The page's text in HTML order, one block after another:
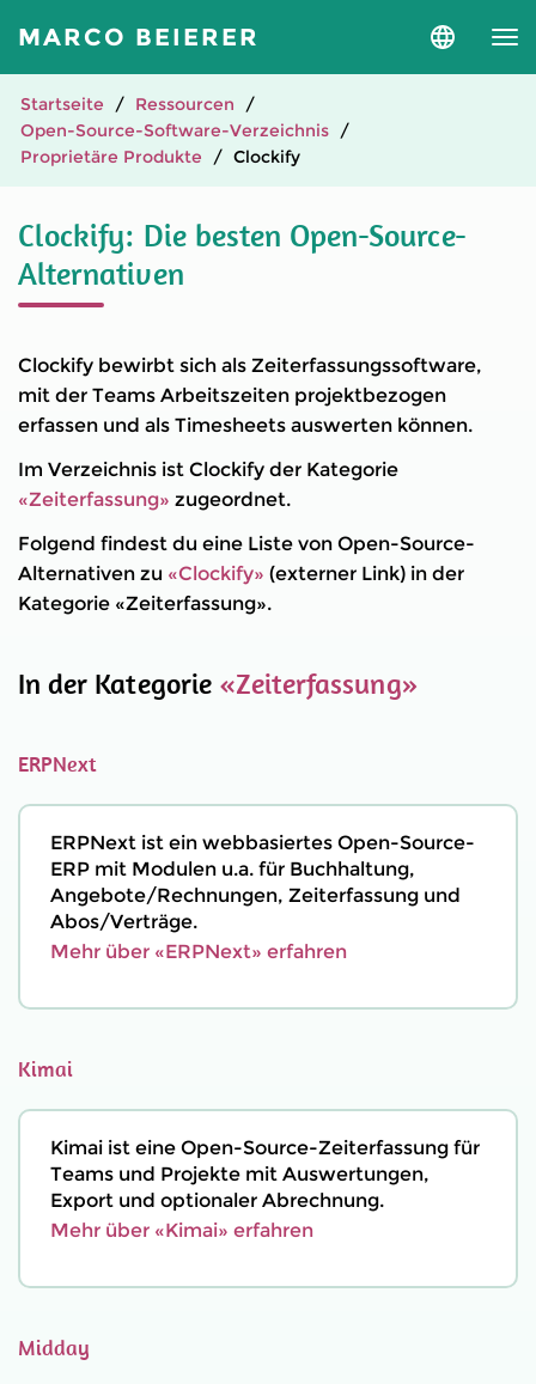
MARCO BEIERER
Sprache
Startseite
Ressourcen
Open-Source-Software-Verzeichnis
Proprietäre Produkte
Clockify
Clockify: Die besten Open-Source-
Alternativen
Clockify bewirbt sich als Zeiterfassungssoftware,
mit der Teams Arbeitszeiten projektbezogen
erfassen und als Timesheets auswerten können.
Im Verzeichnis ist Clockify der Kategorie
«Zeiterfassung» zugeordnet.
Folgend findest du eine Liste von Open-Source-
Alternativen zu «Clockify» (externer Link) in der
Kategorie «Zeiterfassung».
In der Kategorie «Zeiterfassung»
ERPNext
ERPNext ist ein webbasiertes Open-Source-
ERP mit Modulen u.a. für Buchhaltung,
Angebote/Rechnungen, Zeiterfassung und
Abos/Verträge.
Mehr über «ERPNext» erfahren
Kimai
Kimai ist eine Open-Source-Zeiterfassung für
Teams und Projekte mit Auswertungen,
Export und optionaler Abrechnung.
Mehr über «Kimai» erfahren
Midday